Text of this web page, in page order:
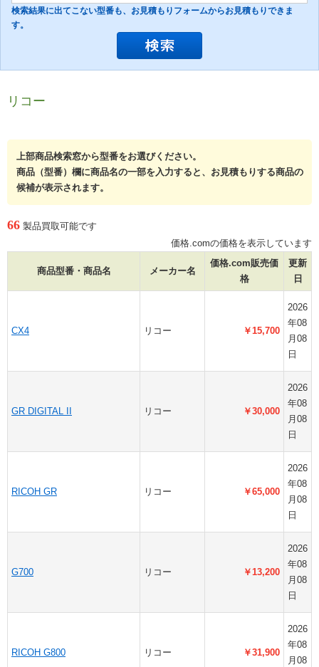
検索結果に出てこない型番も、お見積もりフォームからお見積もりできま
す。
リコー
上部商品検索窓から型番をお選びください。
商品（型番）欄に商品名の一部を入力すると、お見積もりする商品の
候補が表示されます。
66 製品買取可能です
価格.comの価格を表示しています
商品型番・商品名 メーカー名
価格.com販売価
格
更新
日
CX4 リコー ￥15,700
2026
年08
月08
日
GR DIGITAL II リコー ￥30,000
2026
年08
月08
日
RICOH GR リコー ￥65,000
2026
年08
月08
日
G700 リコー ￥13,200
2026
年08
月08
日
RICOH G800 リコー ￥31,900
2026
年08
月08